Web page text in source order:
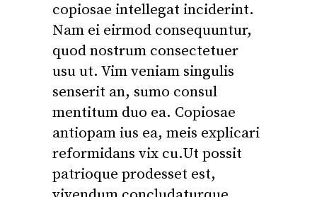
copiosae intellegat inciderint.
Nam ei eirmod consequuntur,
quod nostrum consectetuer
usu ut. Vim veniam singulis
senserit an, sumo consul
mentitum duo ea. Copiosae
antiopam ius ea, meis explicari
reformidans vix cu.Ut possit
patrioque prodesset est,